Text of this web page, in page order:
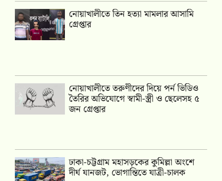
নোয়াখালীতে তিন হত্যা মামলার আসামি
গ্রেপ্তার
নোয়াখালীতে তরুণীদের দিয়ে পর্ন ভিডিও
তৈরির অভিযোগে স্বামী-স্ত্রী ও ছেলেসহ ৫
জন গ্রেপ্তার
ঢাকা-চট্টগ্রাম মহাসড়কের কুমিল্লা অংশে
দীর্ঘ যানজট, ভোগান্তিতে যাত্রী-চালক